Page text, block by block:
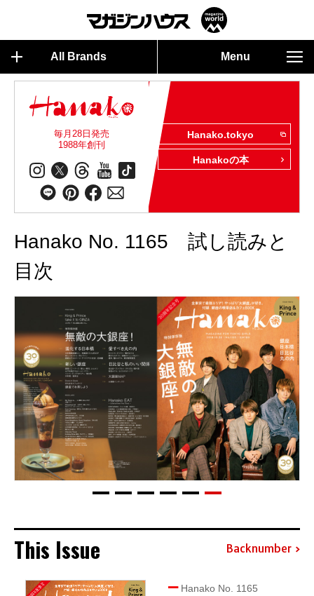
All Brands Menu
毎月28日発売
1988年創刊
Hanako.tokyo
Hanakoの本
Hanako No. 1165 試し読みと
目次
This Issue Backnumber
Hanako No. 1165